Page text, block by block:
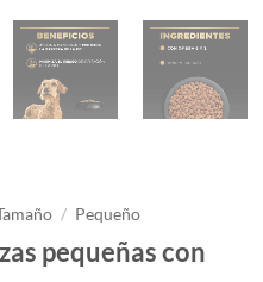
/ Pequeño
pequeñas con